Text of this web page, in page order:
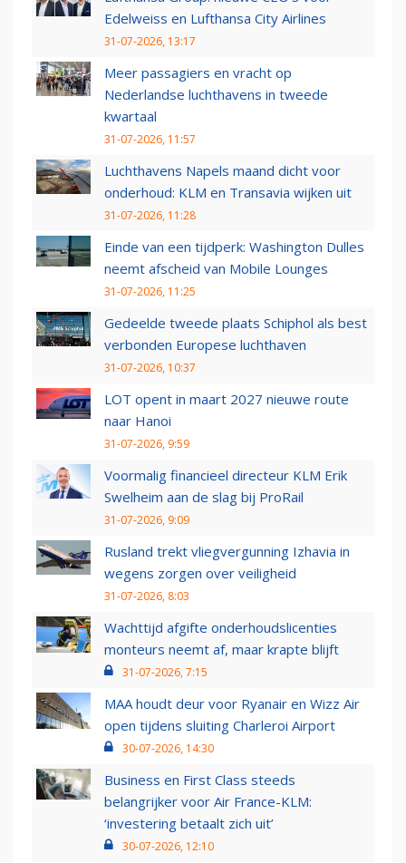
Edelweiss en Lufthansa City Airlines
31-07-2026, 13:17
Meer passagiers en vracht op
Nederlandse luchthavens in tweede
kwartaal
31-07-2026, 11:57
Luchthavens Napels maand dicht voor
onderhoud: KLM en Transavia wijken uit
31-07-2026, 11:28
Einde van een tijdperk: Washington Dulles
neemt afscheid van Mobile Lounges
31-07-2026, 11:25
Gedeelde tweede plaats Schiphol als best
verbonden Europese luchthaven
31-07-2026, 10:37
LOT opent in maart 2027 nieuwe route
naar Hanoi
31-07-2026, 9:59
Voormalig financieel directeur KLM Erik
Swelheim aan de slag bij ProRail
31-07-2026, 9:09
Rusland trekt vliegvergunning Izhavia in
wegens zorgen over veiligheid
31-07-2026, 8:03
Wachttijd afgifte onderhoudslicenties
monteurs neemt af, maar krapte blijft
31-07-2026, 7:15
MAA houdt deur voor Ryanair en Wizz Air
open tijdens sluiting Charleroi Airport
30-07-2026, 14:30
Business en First Class steeds
belangrijker voor Air France-KLM:
‘investering betaalt zich uit’
30-07-2026, 12:10